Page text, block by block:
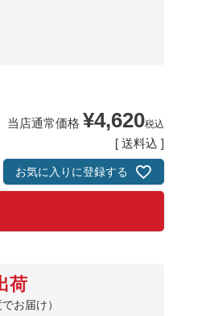
当店通常価格 ¥4,620税込
送料込
お気に入りに登録する
荷
お届け）